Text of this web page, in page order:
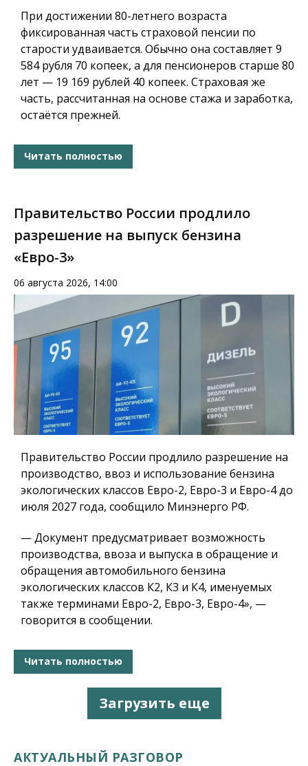
При достижении 80-летнего возраста
фиксированная часть страховой пенсии по
старости удваивается. Обычно она составляет 9
584 рубля 70 копеек, а для пенсионеров старше 80
лет — 19 169 рублей 40 копеек. Страховая же
часть, рассчитанная на основе стажа и заработка,
остаётся прежней.
Читать полностью
Правительство России продлило
разрешение на выпуск бензина
«Евро-3»
06 августа 2026, 14:00
Правительство России продлило разрешение на
производство, ввоз и использование бензина
экологических классов Евро-2, Евро-3 и Евро-4 до
июля 2027 года, сообщило Минэнерго РФ.
— Документ предусматривает возможность
производства, ввоза и выпуска в обращение и
обращения автомобильного бензина
экологических классов К2, К3 и К4, именуемых
также терминами Евро-2, Евро-3, Евро-4», —
говорится в сообщении.
Читать полностью
Загрузить еще
АКТУАЛЬНЫЙ РАЗГОВОР